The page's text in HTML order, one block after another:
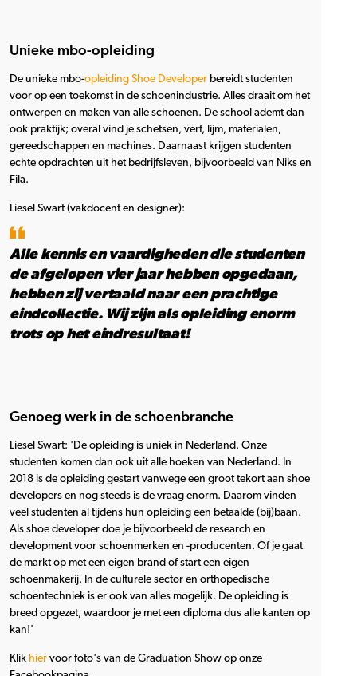
Unieke mbo-opleiding
De unieke mbo-opleiding Shoe Developer bereidt studenten
voor op een toekomst in de schoenindustrie. Alles draait om het
ontwerpen en maken van alle schoenen. De school ademt dan
ook praktijk; overal vind je schetsen, verf, lijm, materialen,
gereedschappen en machines. Daarnaast krijgen studenten
echte opdrachten uit het bedrijfsleven, bijvoorbeeld van Niks en
Fila.
Liesel Swart (vakdocent en designer):
Alle kennis en vaardigheden die studenten
de afgelopen vier jaar hebben opgedaan,
hebben zij vertaald naar een prachtige
eindcollectie. Wij zijn als opleiding enorm
trots op het eindresultaat!
Genoeg werk in de schoenbranche
Liesel Swart: 'De opleiding is uniek in Nederland. Onze
studenten komen dan ook uit alle hoeken van Nederland. In
2018 is de opleiding gestart vanwege een groot tekort aan shoe
developers en nog steeds is de vraag enorm. Daarom vinden
veel studenten al tijdens hun opleiding een betaalde (bij)baan.
Als shoe developer doe je bijvoorbeeld de research en
development voor schoenmerken en -producenten. Of je gaat
de markt op met een eigen brand of start een eigen
schoenmakerij. In de culturele sector en orthopedische
schoentechniek is er ook van alles mogelijk. De opleiding is
breed opgezet, waardoor je met een diploma dus alle kanten op
kan!'
Klik hier voor foto's van de Graduation Show op onze